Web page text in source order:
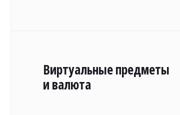
Виртуальные предметы
и валюта